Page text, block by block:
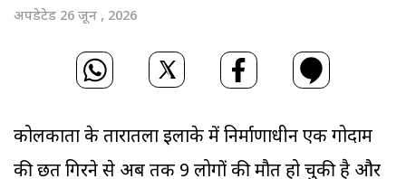
अपडेटेड 26 जून , 2026
कोलकाता के तारातला इलाके में निर्माणाधीन एक गोदाम
की छत गिरने से अब तक 9 लोगों की मौत हो चुकी है और